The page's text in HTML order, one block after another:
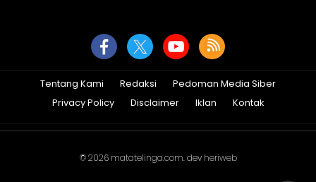
Tentang Kami Redaksi
Pedoman Media Siber
Privacy Policy
Disclaimer Iklan Kontak
© 2026 matatelinga.com. dev heriweb